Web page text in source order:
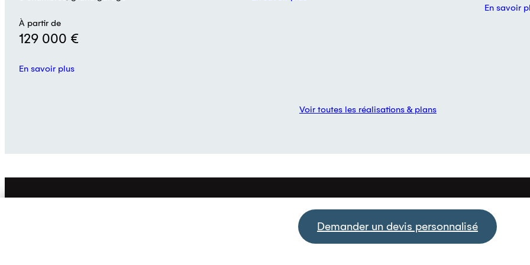
Demander un devis personnalisé
À partir de
129 000 €
En savoir plus
En savoir
Voir toutes les réalisations & plans